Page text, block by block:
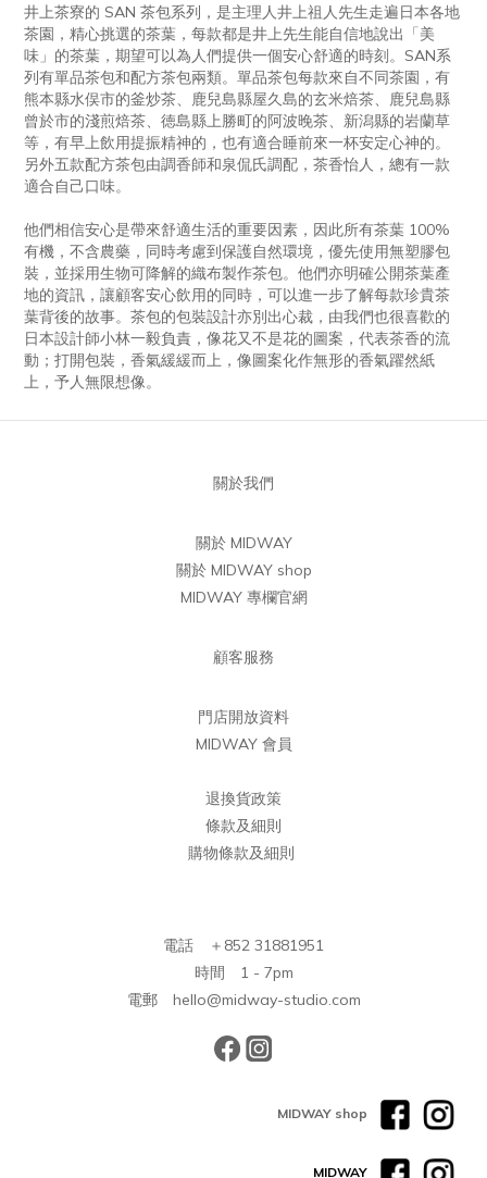
井上茶寮的 SAN 茶包系列，是主理人井上祖人先生走遍日本各地
茶園，精心挑選的茶葉，每款都是井上先生能自信地說出「美
味」的茶葉，期望可以為人們提供一個安心舒適的時刻。SAN系
列有單品茶包和配方茶包兩類。單品茶包每款來自不同茶園，有
熊本縣水俣市的釜炒茶、鹿兒島縣屋久島的玄米焙茶、鹿兒島縣
曾於市的淺煎焙茶、徳島縣上勝町的阿波晚茶、新潟縣的岩蘭草
等，有早上飲用提振精神的，也有適合睡前來一杯安定心神的。
另外五款配方茶包由調香師和泉侃氏調配，茶香怡人，總有一款
適合自己口味。
他們相信安心是帶來舒適生活的重要因素，因此所有茶葉 100%
有機，不含農藥，同時考慮到保護自然環境，優先使用無塑膠包
裝，並採用生物可降解的織布製作茶包。他們亦明確公開茶葉產
地的資訊，讓顧客安心飲用的同時，可以進一步了解每款珍貴茶
葉背後的故事。茶包的包裝設計亦別出心裁，由我們也很喜歡的
日本設計師小林一毅負責，像花又不是花的圖案，代表茶香的流
動；打開包裝，香氣緩緩而上，像圖案化作無形的香氣躍然紙
上，予人無限想像。
關於我們
關於 MIDWAY
關於 MIDWAY shop
MIDWAY 專欄官網
顧客服務
門店開放資料
MIDWAY 會員
退換貨政策
條款及細則
購物條款及細則
電話 ＋852 31881951
時間 1 - 7pm
電郵 hello@midway-studio.com
MIDWAY shop
MIDWAY